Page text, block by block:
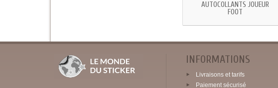
AUTOCOLLANTS JOUEUR
FOOT
INFORMATIONS
Livraisons et tarifs
Paiement sécurisé